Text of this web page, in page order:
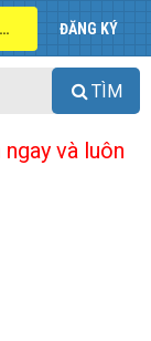
ĐĂNG NHẬP ĐĂNG KÝ
TÌM
và luôn